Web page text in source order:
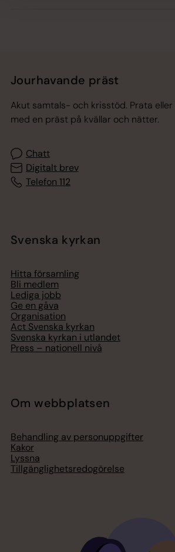
Jourhavande präst
Akut samtals- och krisstöd. Prata
med en präst på kvällar och nätter.
Chatt
Digitalt brev
Telefon 112
Svenska kyrkan
Hitta församling
Bli medlem
Lediga jobb
Ge en gåva
Organisation
Act Svenska kyrkan
Svenska kyrkan i utlandet
Press – nationell nivå
Om webbplatsen
Behandling av personuppgifter
Kakor
Lyssna
Tillgänglighetsredogörelse